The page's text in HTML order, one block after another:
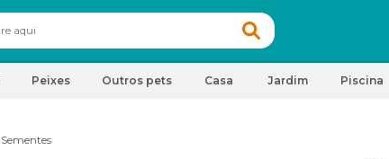
Peixes Outros pets Casa Jardim Piscina
Sementes